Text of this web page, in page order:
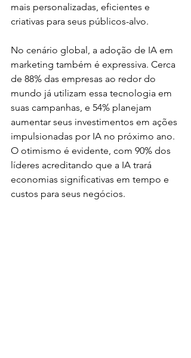
mais personalizadas, eficientes e
criativas para seus públicos-alvo.
No cenário global, a adoção de IA em
marketing também é expressiva. Cerca
de 88% das empresas ao redor do
mundo já utilizam essa tecnologia em
suas campanhas, e 54% planejam
aumentar seus investimentos em ações
impulsionadas por IA no próximo ano.
O otimismo é evidente, com 90% dos
líderes acreditando que a IA trará
economias significativas em tempo e
custos para seus negócios.